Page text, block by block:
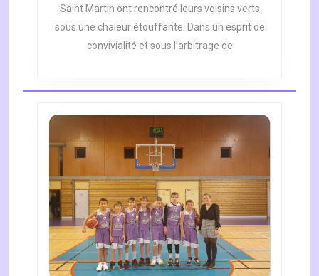
Saint Martin ont rencontré leurs voisins verts
sous une chaleur étouffante. Dans un esprit de
convivialité et sous l’arbitrage de